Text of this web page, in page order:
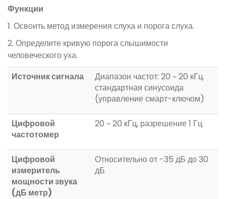
Функции
1. Освоить метод измерения слуха и порога слуха.
2. Определите кривую порога слышимости
человеческого уха.
Источник сигнала
Диапазон частот: 20 ~ 20 кГц.
стандартная синусоида
(управление смарт-ключом)
Цифровой
частотомер
20 ~ 20 кГц, разрешение 1 Гц
Цифровой
измеритель
мощности звука
(дБ метр)
Относительно от -35 дБ до 30
дБ